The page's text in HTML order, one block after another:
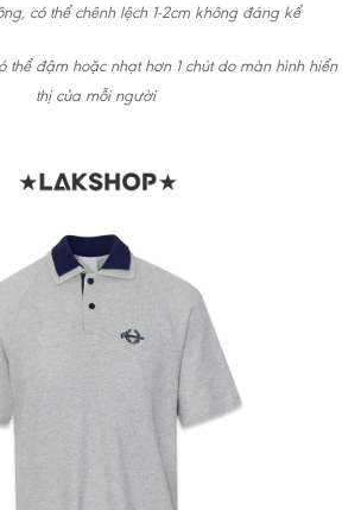
có thể chênh lệch 1-2cm không đáng kể
thể đậm hoặc nhạt hơn 1 chút do màn hình hiển
thị của mỗi người